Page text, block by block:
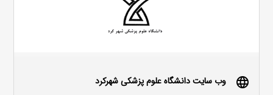
language وب سایت دانشگاه علوم پزشکی شهرکرد